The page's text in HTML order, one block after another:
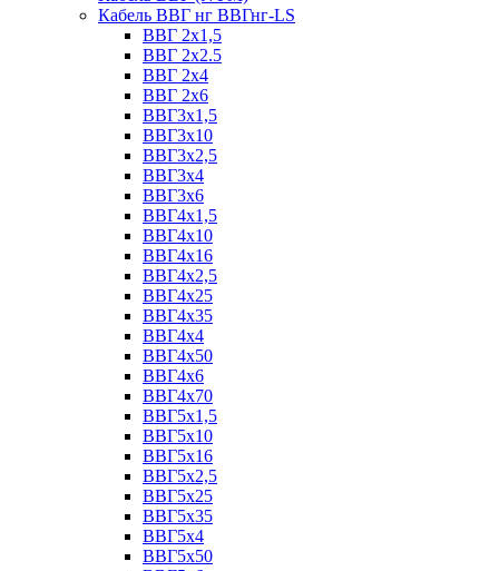
Кабель ВВГ нг ВВГнг-LS
ВВГ 2х1,5
ВВГ 2х2.5
ВВГ 2х4
ВВГ 2х6
ВВГ3х1,5
ВВГ3х10
ВВГ3х2,5
ВВГ3х4
ВВГ3х6
ВВГ4х1,5
ВВГ4х10
ВВГ4х16
ВВГ4х2,5
ВВГ4х25
ВВГ4х35
ВВГ4х4
ВВГ4х50
ВВГ4х6
ВВГ4х70
ВВГ5х1,5
ВВГ5х10
ВВГ5х16
ВВГ5х2,5
ВВГ5х25
ВВГ5х35
ВВГ5х4
ВВГ5х50